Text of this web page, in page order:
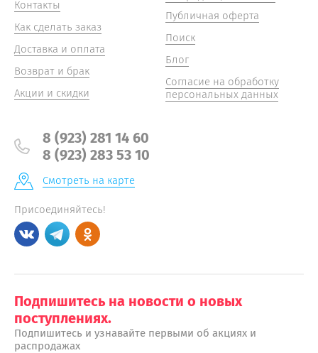
Контакты
Как сделать заказ
Доставка и оплата
Возврат и брак
Акции и скидки
Публичная оферта
Поиск
Блог
Согласие на обработку
персональных данных
8 (923) 281 14 60
8 (923) 283 53 10
Смотреть на карте
Присоединяйтесь!
Подпишитесь на новости о новых
поступлениях.
Подпишитесь и узнавайте первыми об акциях и
распродажах